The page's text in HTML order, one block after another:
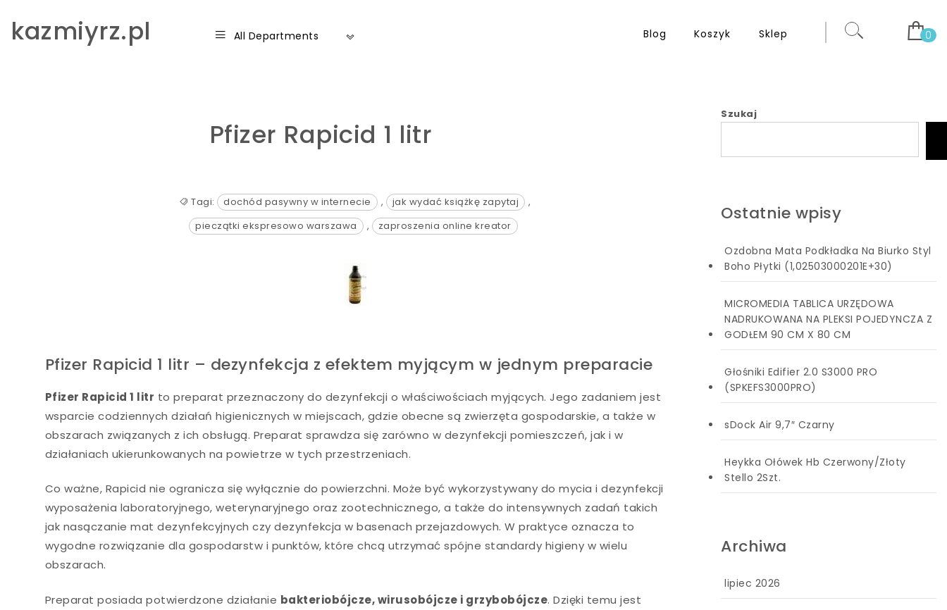
kazmiyrz.pl All Departments Blog Koszyk Sklep 0
Pfizer Rapicid 1 litr
Tagi: dochód pasywny w internecie , jak wydać książkę zapytaj
,
pieczątki ekspresowo warszawa
, zaproszenia online kreator
Pfizer Rapicid 1 litr – dezynfekcja z efektem myjącym w jednym preparacie
Pfizer Rapicid 1 litr to preparat przeznaczony do dezynfekcji o właściwościach myjących. Jego zadaniem jest
wsparcie codziennych działań higienicznych w miejscach, gdzie obecne są zwierzęta gospodarskie, a także w
obszarach związanych z ich obsługą. Preparat sprawdza się zarówno w dezynfekcji pomieszczeń, jak i w
działaniach ukierunkowanych na powietrze w tych przestrzeniach.
Co ważne, Rapicid nie ogranicza się wyłącznie do powierzchni. Może być wykorzystywany do mycia i dezynfekcji
wyposażenia laboratoryjnego, weterynaryjnego oraz zootechnicznego, a także do intensywnych zadań takich
jak nasączanie mat dezynfekcyjnych czy dezynfekcja w basenach przejazdowych. W praktyce oznacza to
wygodne rozwiązanie dla gospodarstw i punktów, które chcą utrzymać spójne standardy higieny w wielu
obszarach.
Preparat posiada potwierdzone działanie bakteriobójcze, wirusobójcze i grzybobójcze. Dzięki temu jest
Szukaj
Ostatnie wpisy
Ozdobna Mata Podkładka Na Biurko Styl
Boho Płytki (1,02503000201E+30)
MICROMEDIA TABLICA URZĘDOWA
NADRUKOWANA NA PLEKSI POJEDYNCZA Z
GODŁEM 90 CM X 80 CM
Głośniki Edifier 2.0 S3000 PRO
(SPKEFS3000PRO)
sDock Air 9,7″ Czarny
Heykka Ołówek Hb Czerwony/Złoty
Stello 2Szt.
Archiwa
lipiec 2026